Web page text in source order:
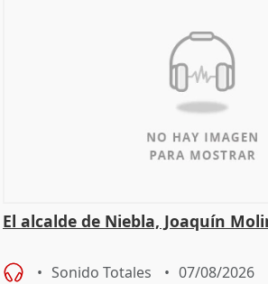
El alcalde de Niebla, Joaquín
Sonido Totales 07/08/2026